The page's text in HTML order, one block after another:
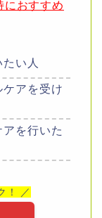
におすすめ
い人
アを受け
を行いた
！ ／